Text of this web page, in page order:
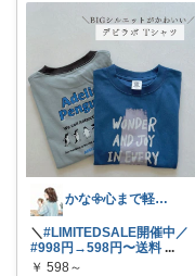
かな𖧷心まで軽くなる暮らしの記録🌿
＼ #LIMITEDSALE開催中／
#998円→598円〜送料 ...
￥ 598～